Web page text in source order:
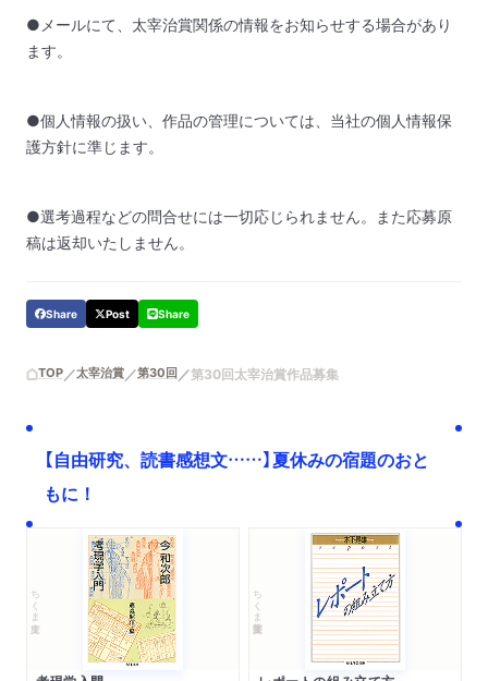
●メールにて、太宰治賞関係の情報をお知らせする場合があり
ます。
●個人情報の扱い、作品の管理については、当社の個人情報保
護方針に準じます。
●選考過程などの問合せには一切応じられません。また応募原
稿は返却いたしません。
Share Post Share
TOP 太宰治賞 第30回 第30回太宰治賞作品募集
【自由研究、読書感想文……】夏休みの宿題のおと
もに！
ちくま文庫 ちくま学芸文庫